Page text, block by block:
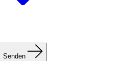
Senden